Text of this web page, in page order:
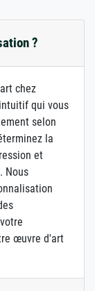
?
chez
qui vous
selon
la
et
Nous
œuvre d'art